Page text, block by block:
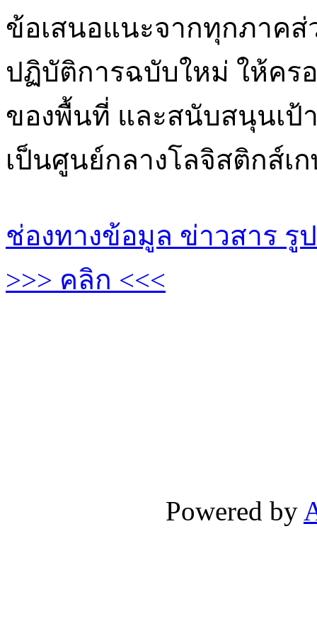
ข้อเสนอแนะจากทุกภาค
ปฏิบัติการฉบับใหม่ ให้ค
ของพื้นที่ และสนับสนุนเป้
เป็นศูนย์กลางโลจิสติกส์เ
ช่องทางข้อมูล ข่าวสาร รู
>>> คลิก <<<
Powered by